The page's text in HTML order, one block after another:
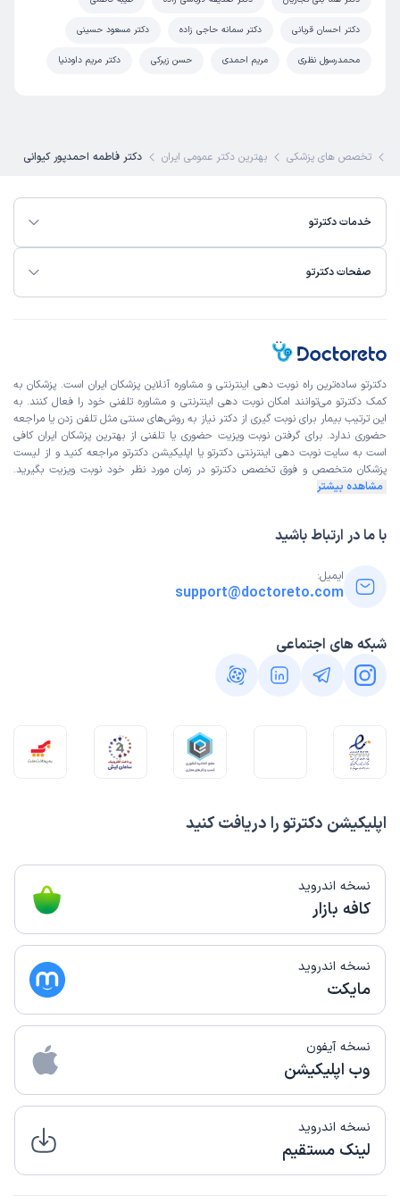
دکتر احسان قربانی دکتر سمانه حاجی زاده دکتر مسعود حسینی
محمدرسول نظری مریم احمدی حسن زیرکی دکتر مریم داودنیا
تخصص های پزشکی بهترین دکتر عمومی ایران دکتر فاطمه احمدپور کیوانی
خدمات دکترتو
صفحات دکترتو
اپلیکیشن دکترتو را دریافت کنید
نسخه اندروید
کافه بازار
نسخه اندروید
مایکت
نسخه آیفون
وب اپلیکیشن
نسخه اندروید
لینک مستقیم
دکترتو ساده‌ترین راه نوبت‌ دهی اینترنتی و مشاوره آنلاین پزشکان ایران است. پزشکان به
کمک دکترتو می‌توانند امکان نوبت دهی اینترنتی و مشاوره تلفنی خود را فعال کنند. به
این ترتیب بیمار برای نوبت گیری از دکتر نیاز به روش‌های سنتی مثل تلفن زدن یا مراجعه
حضوری ندارد. برای گرفتن نوبت ویزیت حضوری یا تلفنی از بهترین پزشکان ایران کافی
است به سایت نوبت دهی اینترنتی دکترتو یا اپلیکیشن دکترتو مراجعه کنید و از لیست
پزشکان متخصص و فوق تخصص دکترتو در زمان مورد نظر خود نوبت ویزیت بگیرید.
مشاهده بیشتر
با ما در ارتباط باشید
ایمیل:
support@doctoreto.com
شبکه های اجتماعی